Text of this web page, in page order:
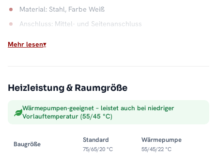
Material: Stahl, Farbe Weiß
Anschluss: Mittel- und Seitenanschluss
Direkt an der Zentralheizung angeschlossen, macht der
behagliches Bad. Die doppelte Anschlussoption erleichtert
finden Sie in der Kategorie
Mehr lesen
Heizleistung & Raumgröße
Wärmepumpen-geeignet – leistet auch bei niedriger
Vorlauftemperatur (55/45 °C)
Baugröße
Standard
75/65/20 °C
Wärmepumpe
55/45/22 °C